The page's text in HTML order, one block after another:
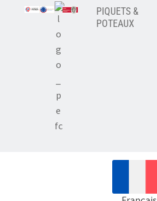
PIQUETS &
POTEAUX